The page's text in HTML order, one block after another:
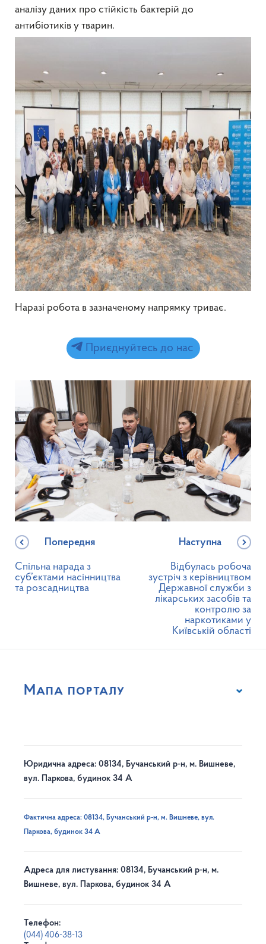
аналізу даних про стійкість бактерій до
антибіотиків у тварин.
Наразі робота в зазначеному напрямку триває.
Приєднуйтесь до нас
Попередня
Спільна нарада з
суб’єктами насінництва
та розсадництва
Наступна
Відбулась робоча
зустріч з керівництвом
Державної служби з
лікарських засобів та
контролю за
наркотиками у
Київській області
Мапа порталу
Юридична адреса: 08134, Бучанський р-н, м. Вишневе,
вул. Паркова, будинок 34 А
Фактична адреса: 08134, Бучанський р-н, м. Вишневе, вул.
Паркова, будинок 34 А
Адреса для листування: 08134, Бучанський р-н, м.
Вишневе, вул. Паркова, будинок 34 А
Телефон:
(044) 406-38-13